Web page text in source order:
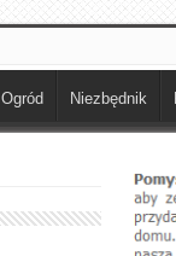
Ogród Niezbędnik